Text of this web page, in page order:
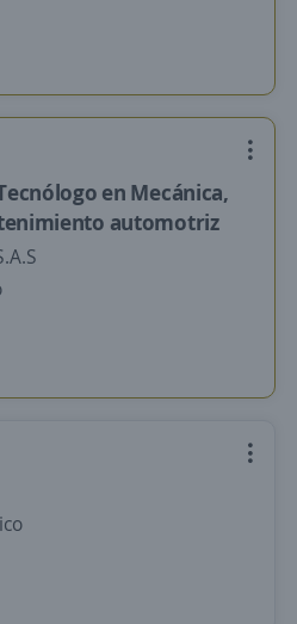
en Mecánica,
automotriz